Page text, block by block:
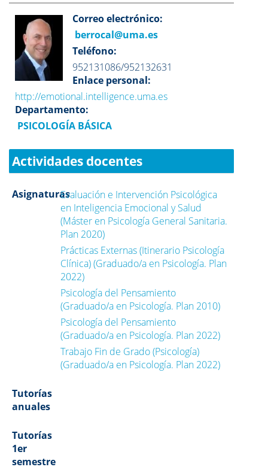
Correo electrónico:
berrocal@uma.es
Teléfono:
952131086/952132631
Enlace personal:
http://emotional.intelligence.uma.es
Departamento:
PSICOLOGÍA BÁSICA
Actividades docentes
AsignaturasEvaluación e Intervención Psicológica
en Inteligencia Emocional y Salud
(Máster en Psicología General Sanitaria.
Plan 2020)
Prácticas Externas (Itinerario Psicología
Clínica) (Graduado/a en Psicología. Plan
2022)
Psicología del Pensamiento
(Graduado/a en Psicología. Plan 2010)
Psicología del Pensamiento
(Graduado/a en Psicología. Plan 2022)
Trabajo Fin de Grado (Psicología)
(Graduado/a en Psicología. Plan 2022)
Tutorías
anuales
Tutorías
1er
semestre